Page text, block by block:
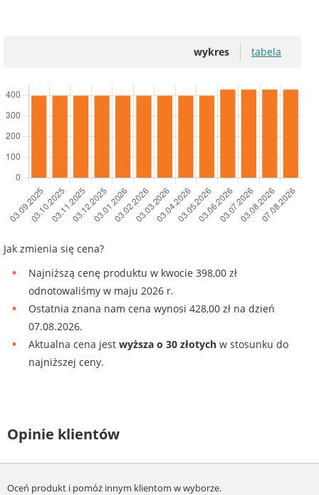
wykres tabela
Jak zmienia się cena?
Najniższą cenę produktu w kwocie 398,00 zł
odnotowaliśmy w maju 2026 r.
Ostatnia znana nam cena wynosi 428,00 zł na dzień
07.08.2026.
Aktualna cena jest wyższa o 30 złotych w stosunku do
najniższej ceny.
Opinie klientów
Oceń produkt i pomóż innym klientom w wyborze.